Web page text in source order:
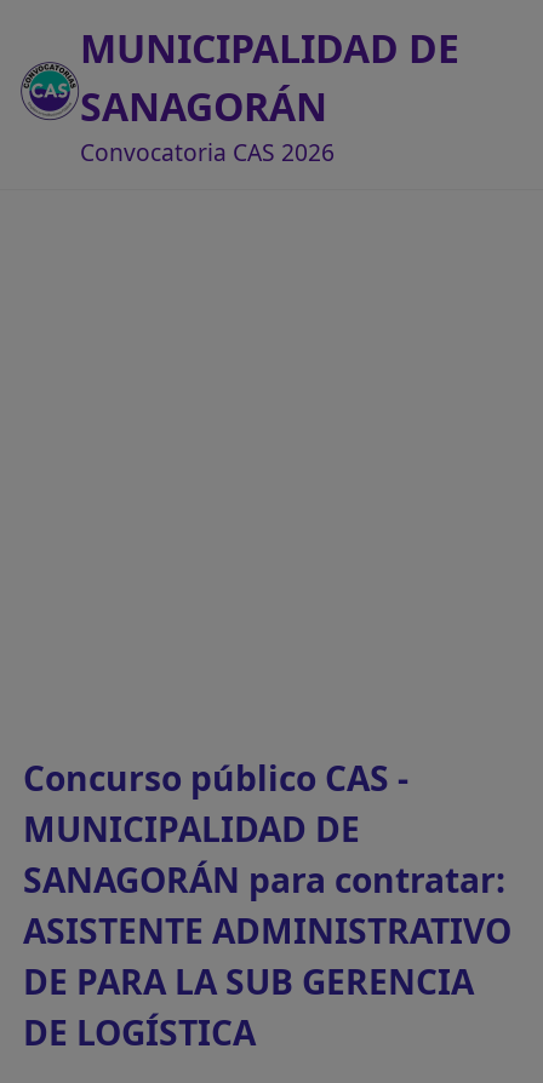
MUNICIPALIDAD DE
SANAGORÁN
Convocatoria CAS 2026
Concurso público CAS -
MUNICIPALIDAD DE
SANAGORÁN para contratar:
ASISTENTE ADMINISTRATIVO
DE PARA LA SUB GERENCIA
DE LOGÍSTICA